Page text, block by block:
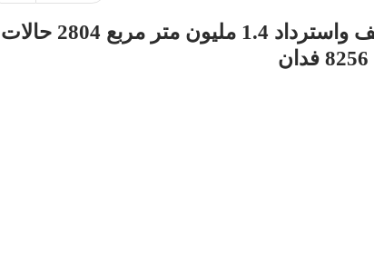
«شعراوي» : إزالة 9458 مبنى مخالف واسترداد 1.4 مليون متر مربع 2804 حالات